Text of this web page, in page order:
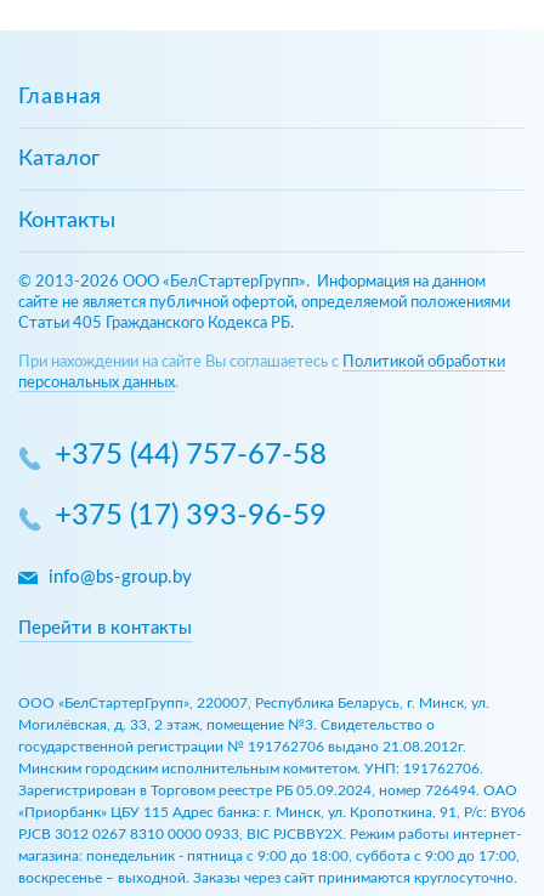
Главная
Каталог
Контакты
© 2013-2026 ООО «БелСтартерГрупп». Информация на данном
сайте не является публичной офертой, определяемой положениями
Статьи 405 Гражданского Кодекса РБ.
При нахождении на сайте Вы соглашаетесь с
Политикой обработки
персональных данных.
+375 (44) 757-67-58
+375 (17) 393-96-59
info@bs-group.by
Перейти в контакты
ООО «БелСтартерГрупп», 220007, Республика Беларусь, г. Минск, ул.
Могилёвская, д. 33, 2 этаж, помещение №3. Свидетельство о
государственной регистрации № 191762706 выдано 21.08.2012г.
Минским городским исполнительным комитетом. УНП: 191762706.
Зарегистрирован в Торговом реестре РБ 05.09.2024, номер 726494. ОАО
«Приорбанк» ЦБУ 115 Адрес банка: г. Минск, ул. Кропоткина, 91, Р/с: BY06
PJCB 3012 0267 8310 0000 0933, BIC PJCBBY2X. Режим работы интернет-
магазина: понедельник - пятница с 9:00 до 18:00, суббота с 9:00 до 17:00,
воскресенье – выходной. Заказы через сайт принимаются круглосуточно.